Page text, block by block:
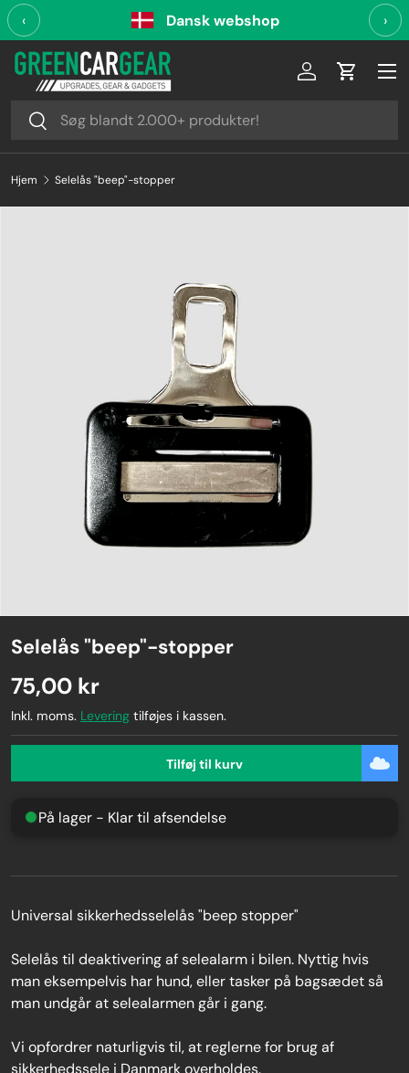
Videre til indhold
‹ Dansk webshop ›
Søg
Søg
Log ind
Hjem Selelås "beep"-stopper
Selelås "beep"-stopper
75,00 kr
Inkl. moms. Levering tilføjes i kassen.
Tilføj til kurv
På lager - Klar til afsendelse
Universal sikkerhedsselelås "beep stopper"
Selelås til deaktivering af selealarm i bilen. Nyttig hvis
man eksempelvis har hund, eller tasker på bagsædet så
man undgår at selealarmen går i gang.
Vi opfordrer naturligvis til, at reglerne for brug af
sikkerhedssele i Danmark overholdes.